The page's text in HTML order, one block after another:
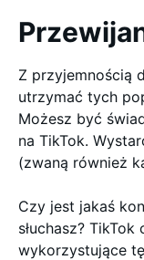
Z przyjemnością
utrzymać tych
Możesz być
na TikTok.
(zwaną również
Czy jest jakaś
słuchasz?
wykorzystujące